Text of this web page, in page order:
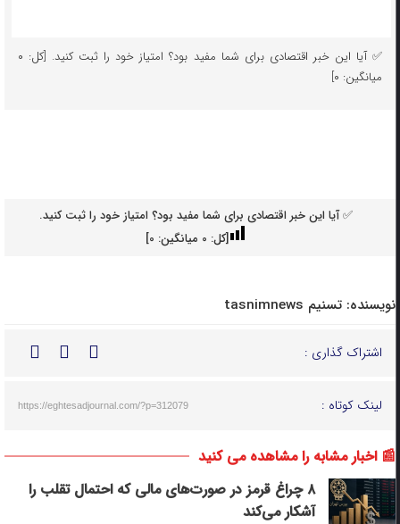
میانگین: ۰]
✅ آیا این خبر اقتصادی برای شما مفید بود؟ امتیاز خود را ثبت کنید.
[کل: 0میانگین: 0
]
نویسنده: تسنیم tasnimnews
اشتراک گذاری :
لینک کوتاه : https://eghtesadjournal.com/?p=312079
📰 اخبار مشابه را مشاهده می کنید
۸ چراغ قرمز در صورت‌های مالی که احتمال تقلب را
آشکار می‌کند